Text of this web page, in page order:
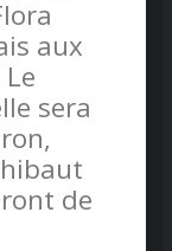
aux
sera
de